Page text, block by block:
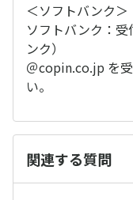
＜ソフトバンク＞
ソフトバンク：
ンク）
＠copin.co.jp を
い。
関連する質問